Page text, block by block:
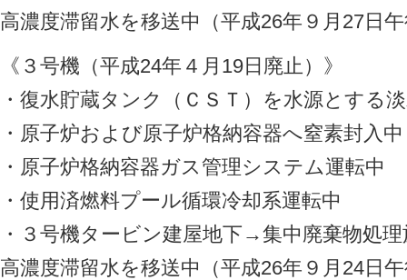
高濃度滞留水を移送中（平成26年９月27日
《３号機（平成24年４月19日廃止）》
・復水貯蔵タンク（ＣＳＴ）を水源とする
・原子炉および原子炉格納容器へ窒素封入中
・原子炉格納容器ガス管理システム運転中
・使用済燃料プール循環冷却系運転中
・３号機タービン建屋地下→集中廃棄物処
高濃度滞留水を移送中（平成26年９月24日